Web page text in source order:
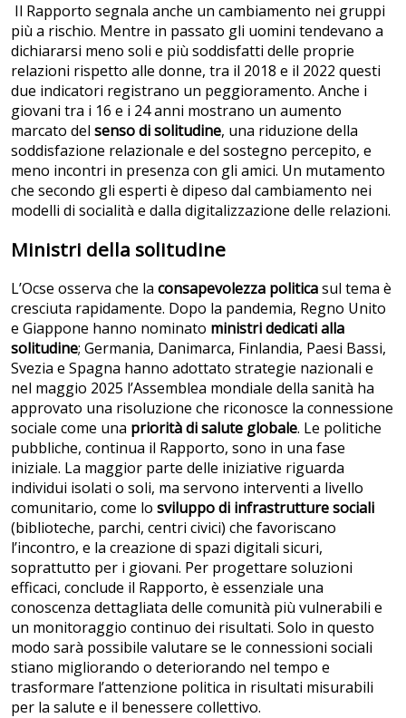
Il Rapporto segnala anche un cambiamento nei gruppi
più a rischio. Mentre in passato gli uomini tendevano a
dichiararsi meno soli e più soddisfatti delle proprie
relazioni rispetto alle donne, tra il 2018 e il 2022 questi
due indicatori registrano un peggioramento. Anche i
giovani tra i 16 e i 24 anni mostrano un aumento
marcato del senso di solitudine, una riduzione della
soddisfazione relazionale e del sostegno percepito, e
meno incontri in presenza con gli amici. Un mutamento
che secondo gli esperti è dipeso dal cambiamento nei
modelli di socialità e dalla digitalizzazione delle relazioni.
Ministri della solitudine
L’Ocse osserva che la consapevolezza politicasul tema è
cresciuta rapidamente. Dopo la pandemia, Regno Unito
e Giappone hanno nominato ministri dedicati alla
solitudine; Germania, Danimarca, Finlandia, Paesi Bassi,
Svezia e Spagna hanno adottato strategie nazionali e
nel maggio 2025 l’Assemblea mondiale della sanità ha
approvato una risoluzione che riconosce la connessione
sociale come una priorità di salute globale. Le politiche
pubbliche, continua il Rapporto, sono in una fase
iniziale. La maggior parte delle iniziative riguarda
individui isolati o soli, ma servono interventi a livello
comunitario, come lo sviluppo di infrastrutture sociali
(biblioteche, parchi, centri civici) che favoriscano
l’incontro, e la creazione di spazi digitali sicuri,
soprattutto per i giovani. Per progettare soluzioni
efficaci, conclude il Rapporto, è essenziale una
conoscenza dettagliata delle comunità più vulnerabili e
un monitoraggio continuo dei risultati. Solo in questo
modo sarà possibile valutare se le connessioni sociali
stiano migliorando o deteriorando nel tempo e
trasformare l’attenzione politica in risultati misurabili
per la salute e il benessere collettivo.